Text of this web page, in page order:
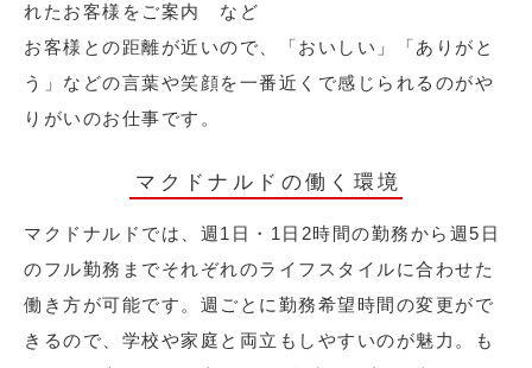
れたお客様をご案内 など
お客様との距離が近いので、「おいしい」「ありがと
う」などの言葉や笑顔を一番近くで感じられるのがや
りがいのお仕事です。
マクドナルドの働く環境
マクドナルドでは、週1日・1日2時間の勤務から週5日
のフル勤務までそれぞれのライフスタイルに合わせた
働き方が可能です。週ごとに勤務希望時間の変更がで
きるので、学校や家庭と両立もしやすいのが魅力。も